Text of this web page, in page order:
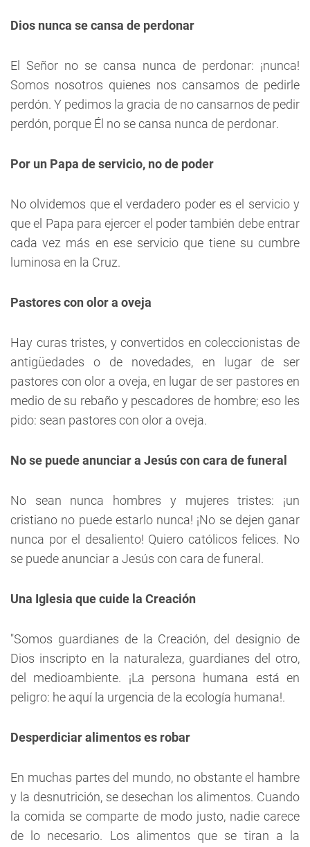
Dios nunca se cansa de perdonar
El Señor no se cansa nunca de perdonar: ¡nunca!
Somos nosotros quienes nos cansamos de pedirle
perdón. Y pedimos la gracia de no cansarnos de pedir
perdón, porque Él no se cansa nunca de perdonar.
Por un Papa de servicio, no de poder
No olvidemos que el verdadero poder es el servicio y
que el Papa para ejercer el poder también debe entrar
cada vez más en ese servicio que tiene su cumbre
luminosa en la Cruz.
Pastores con olor a oveja
Hay curas tristes, y convertidos en coleccionistas de
antigüedades o de novedades, en lugar de ser
pastores con olor a oveja, en lugar de ser pastores en
medio de su rebaño y pescadores de hombre; eso les
pido: sean pastores con olor a oveja.
No se puede anunciar a Jesús con cara de funeral
No sean nunca hombres y mujeres tristes: ¡un
cristiano no puede estarlo nunca! ¡No se dejen ganar
nunca por el desaliento! Quiero católicos felices. No
se puede anunciar a Jesús con cara de funeral.
Una Iglesia que cuide la Creación
"Somos guardianes de la Creación, del designio de
Dios inscripto en la naturaleza, guardianes del otro,
del medioambiente. ¡La persona humana está en
peligro: he aquí la urgencia de la ecología humana!.
Desperdiciar alimentos es robar
En muchas partes del mundo, no obstante el hambre
y la desnutrición, se desechan los alimentos. Cuando
la comida se comparte de modo justo, nadie carece
de lo necesario. Los alimentos que se tiran a la